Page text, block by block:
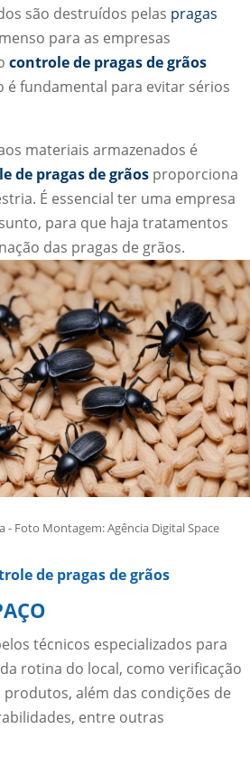
são destruídos pelas pragas
para as empresas
controle de pragas de grãos
fundamental para evitar sérios
materiais armazenados é
de pragas de grãos proporciona
É essencial ter uma empresa
para que haja tratamentos
das pragas de grãos.
- Foto Montagem: Agência Digital Space
de pragas de grãos
técnicos especializados para
rotina do local, como verificação
além das condições de
entre outras